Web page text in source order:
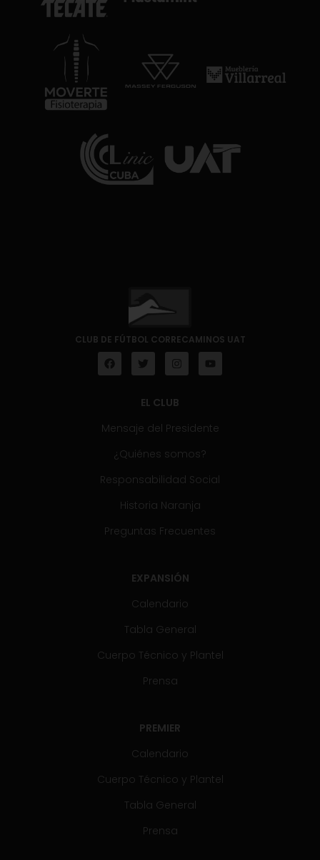
CLUB DE FÚTBOL CORRECAMINOS UAT
EL CLUB
Mensaje del Presidente
¿Quiénes somos?
Responsabilidad Social
Historia Naranja
Preguntas Frecuentes
EXPANSIÓN
Calendario
Tabla General
Cuerpo Técnico y Plantel
Prensa
PREMIER
Calendario
Cuerpo Técnico y Plantel
Tabla General
Prensa